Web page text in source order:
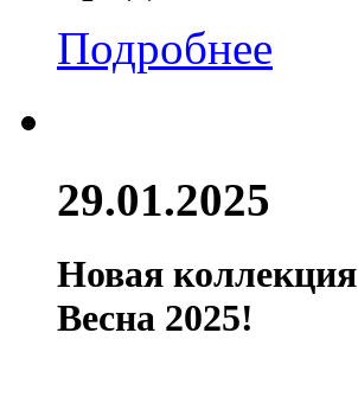
Подробнее
29.01.2025
Новая коллекция
Весна 2025!